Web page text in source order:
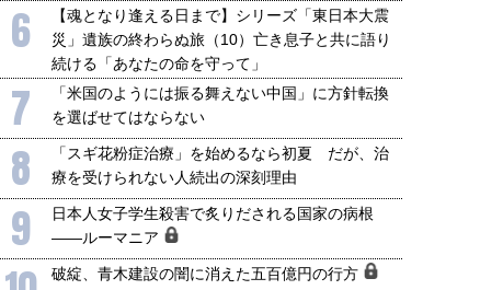
6
【魂となり逢える日まで】シリーズ「東日本大震
災」遺族の終わらぬ旅（10）亡き息子と共に語り
続ける「あなたの命を守って」
7
「米国のようには振る舞えない中国」に方針転換
を選ばせてはならない
8
「スギ花粉症治療」を始めるなら初夏 だが、治
療を受けられない人続出の深刻理由
9
日本人女子学生殺害で炙りだされる国家の病根
――ルーマニア
破綻、青木建設の闇に消えた五百億円の行方